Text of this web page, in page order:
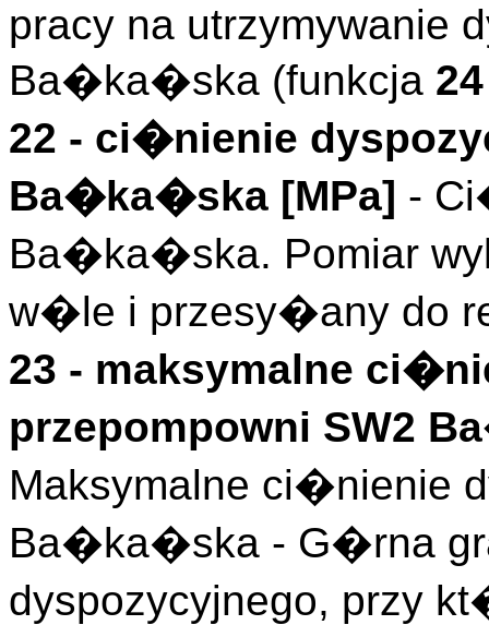
pracy na utrzymywanie
Ba�ka�ska (funkcja 24
22 - ci�nienie
Ba�ka�ska [MPa] -
Ba�ka�ska. Pomiar
w�le i przesy�any do
23 - maksymalne
przepompowni SW2
Maksymalne ci�nienie
Ba�ka�ska - G�rna
dyspozycyjnego, przy